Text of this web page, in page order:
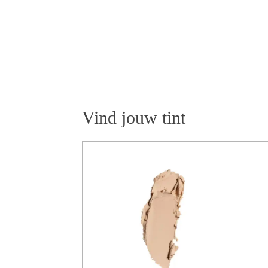
Vind jouw tint